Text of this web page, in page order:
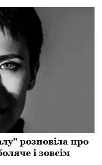
розповіла про
і зовсім